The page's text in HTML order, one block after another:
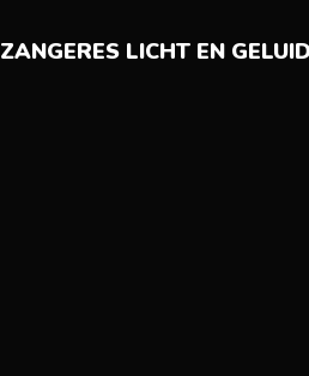
LICHT EN